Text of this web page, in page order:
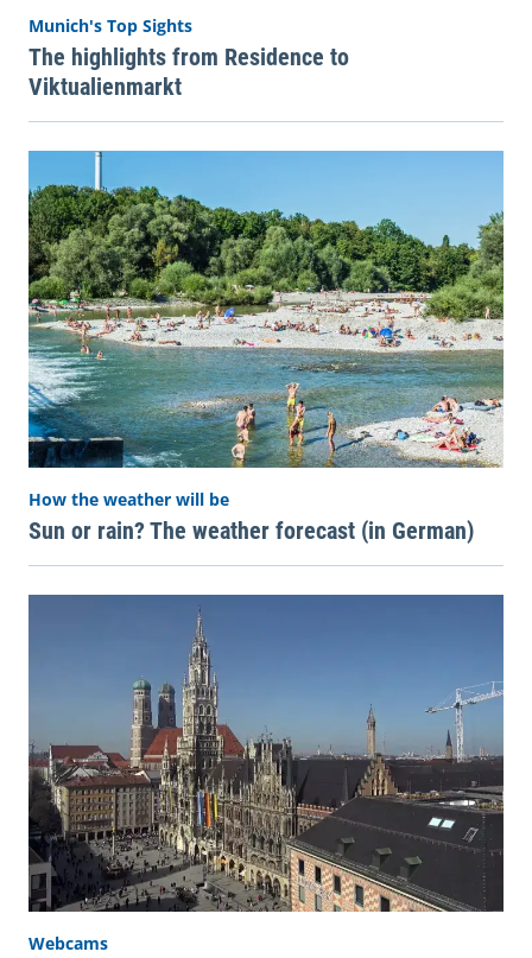
Munich's Top Sights
The highlights from Residence to
Viktualienmarkt
How the weather will be
Sun or rain? The weather forecast (in German)
Webcams